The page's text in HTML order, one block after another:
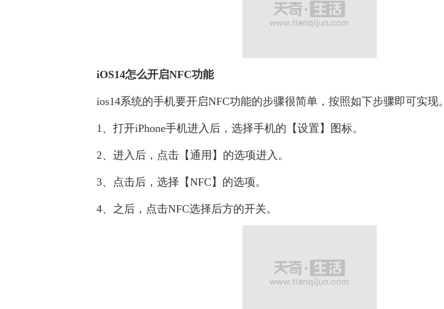
iOS14怎么开启NFC功能
ios14系统的手机要开启NFC功能的步骤很简单，按照如下步骤即可实现。
1、打开iPhone手机进入后，选择手机的【设置】图标。
2、进入后，点击【通用】的选项进入。
3、点击后，选择【NFC】的选项。
4、之后，点击NFC选择后方的开关。